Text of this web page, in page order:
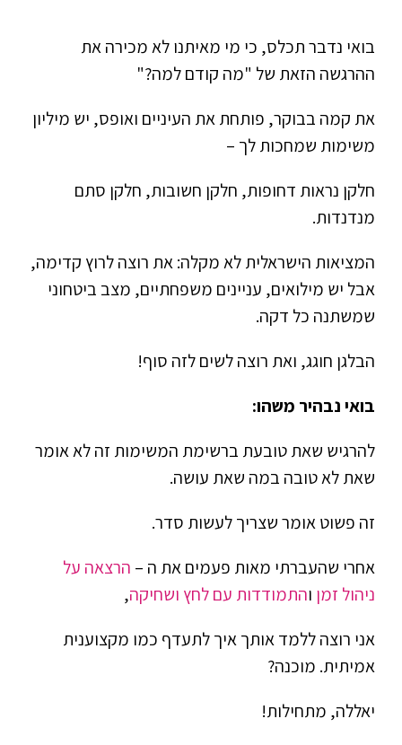
בואי נדבר תכלס, כי מי מאיתנו לא מכירה את
ההרגשה הזאת של "מה קודם למה?"
את קמה בבוקר, פותחת את העיניים ואופס, יש מיליון
משימות שמחכות לך –
חלקן נראות דחופות, חלקן חשובות, חלקן סתם
מנדנדות.
המציאות הישראלית לא מקלה: את רוצה לרוץ קדימה,
אבל יש מילואים, עניינים משפחתיים, מצב ביטחוני
שמשתנה כל דקה.
הבלגן חוגג, ואת רוצה לשים לזה סוף!
בואי נבהיר משהו:
להרגיש שאת טובעת ברשימת המשימות זה לא אומר
שאת לא טובה במה שאת עושה.
זה פשוט אומר שצריך לעשות סדר.
אחרי שהעברתי מאות פעמים את ה – הרצאה על
ניהול זמן והתמודדות עם לחץ ושחיקה,
אני רוצה ללמד אותך איך לתעדף כמו מקצוענית
אמיתית. מוכנה?
יאללה, מתחילות!